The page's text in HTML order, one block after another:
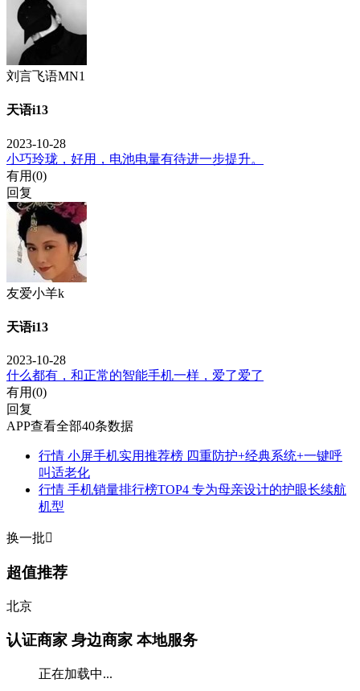
刘言飞语MN1
天语i13
2023-10-28
小巧玲珑，好用，电池电量有待进一步提升。
有用(0)
回复
友爱小羊k
天语i13
2023-10-28
什么都有，和正常的智能手机一样，爱了爱了
有用(0)
回复
APP查看全部40条数据
行情 小屏手机实用推荐榜 四重防护+经典系统+一键呼
叫适老化
行情 手机销量排行榜TOP4 专为母亲设计的护眼长续航
机型
换一批
超值推荐
北京
认证商家 身边商家 本地服务
正在加载中...